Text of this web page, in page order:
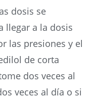
dosis se
llegar a la dosis
las presiones y el
de corta
dos veces al
veces al día o si